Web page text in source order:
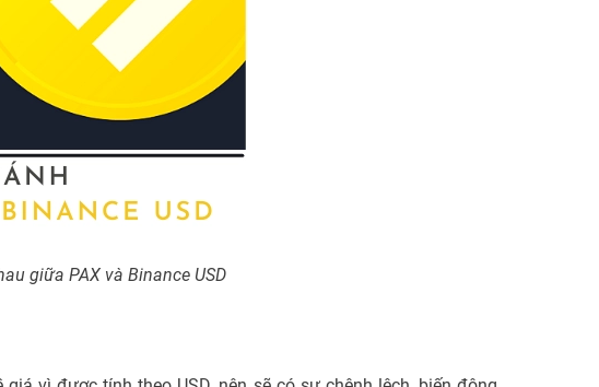
giữa PAX và Binance USD